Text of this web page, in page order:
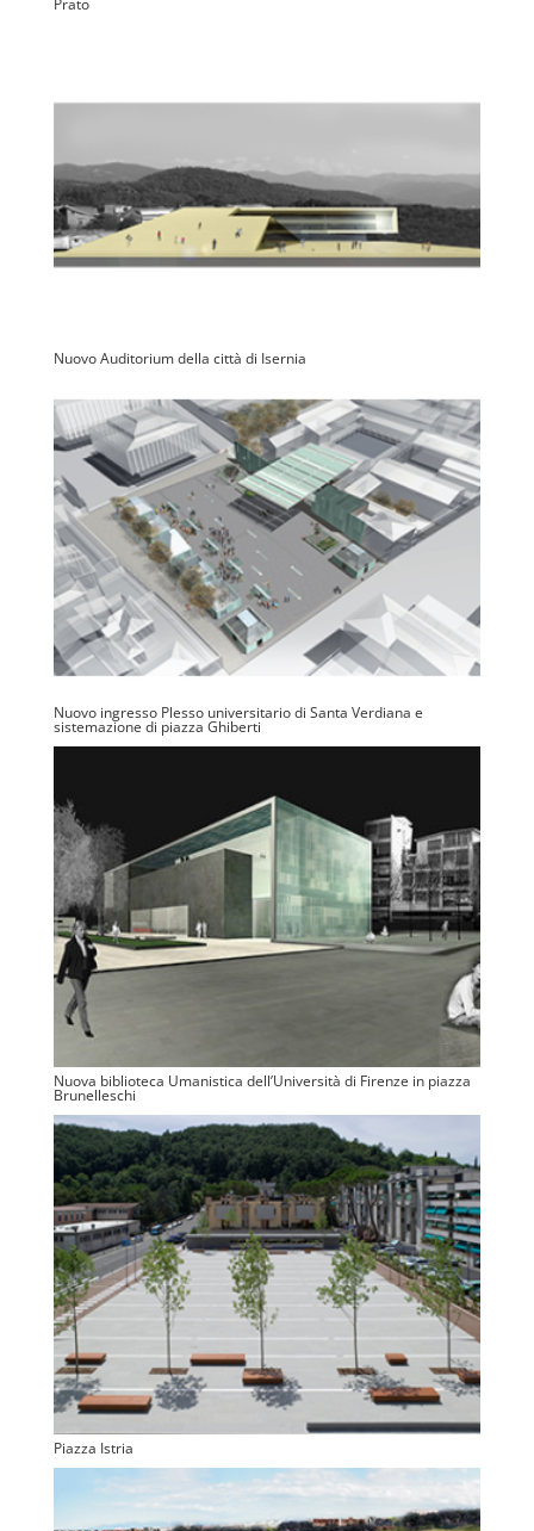
Prato
Nuovo Auditorium della città di Isernia
Nuovo ingresso Plesso universitario di Santa Verdiana e
sistemazione di piazza Ghiberti
Nuova biblioteca Umanistica dell’Università di Firenze in piazza
Brunelleschi
Piazza Istria